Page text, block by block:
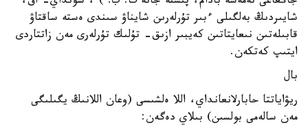
شايىردىڭ بەلگىلى ءبىر تۇرلەرىن شايناۋ سىندى ەستە ساقتاۋ
قابىلەتىن نىعايتاتىن كەيبىر ازىق- تۇلىك تۇرلەرى مەن زاتتاردى
ايتىپ كەتكەن.
بال
ريۋاياتتا حابارلانعانداي، اللا ەلشىسى (وعان اللانىڭ يگىلىگى
مەن سالەمى بولسىن) بىلاي دەگەن: